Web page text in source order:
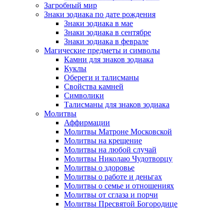
Загробный мир
Знаки зодиака по дате рождения
Знаки зодиака в мае
Знаки зодиака в сентябре
Знаки зодиака в феврале
Магические предметы и символы
Камни для знаков зодиака
Куклы
Обереги и талисманы
Свойства камней
Символики
Талисманы для знаков зодиака
Молитвы
Аффирмации
Молитвы Матроне Московской
Молитвы на крещение
Молитвы на любой случай
Молитвы Николаю Чудотворцу
Молитвы о здоровье
Молитвы о работе и деньгах
Молитвы о семье и отношениях
Молитвы от сглаза и порчи
Молитвы Пресвятой Богородице